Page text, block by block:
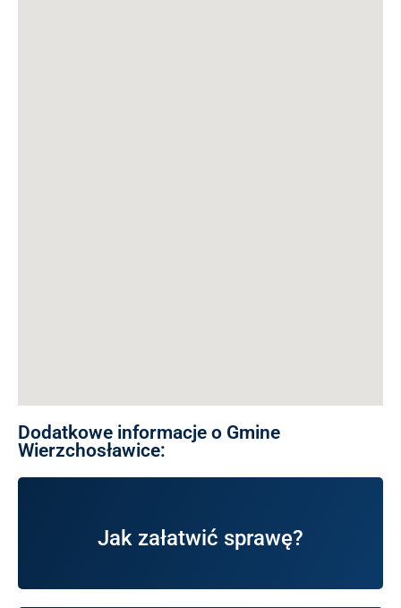
Dodatkowe informacje o Gmine
Wierzchosławice:
Jak załatwić sprawę?
dostępnymi w Urzędzie Gminy